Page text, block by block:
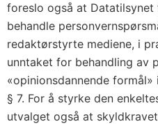
foreslo også at
behandle
redaktørstyrte mediene, i
unntaket for behandling av
«opinionsdannende
§ 7. For å styrke den
utvalget også at